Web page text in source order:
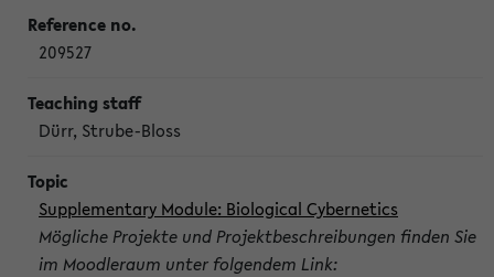
209527
Dürr, Strube-Bloss
Supplementary Module: Biological Cybernetics
Mögliche Projekte und Projektbeschreibungen finden Sie
im Moodleraum unter folgendem Link: